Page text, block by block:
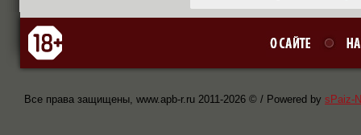
Все права защищены, www.apb-r.ru 2011-2026 © / Powered by sPaiz-